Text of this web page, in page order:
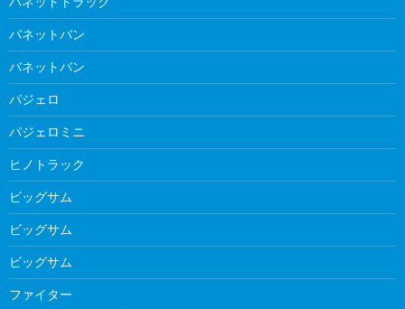
バネットバン
バネットバン
パジェロ
パジェロミニ
ヒノトラック
ビッグサム
ビッグサム
ビッグサム
ファイター